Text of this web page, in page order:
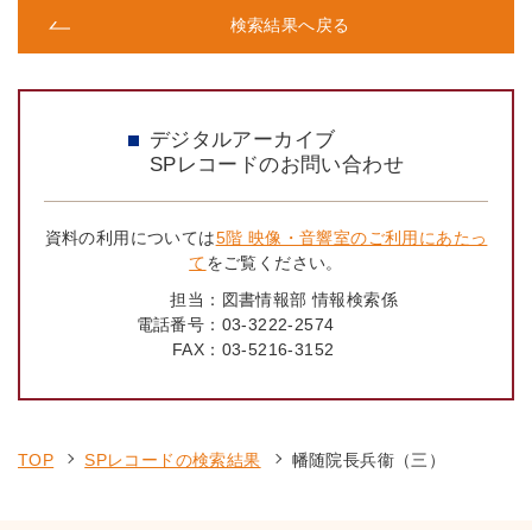
検索結果へ戻る
デジタルアーカイブ
SPレコードのお問い合わせ
資料の利用については5階 映像・音響室のご利用にあたっ
てをご覧ください。
担当： 図書情報部 情報検索係
電話番号： 03-3222-2574
FAX： 03-5216-3152
TOP SPレコードの検索結果 幡随院長兵衞（三）